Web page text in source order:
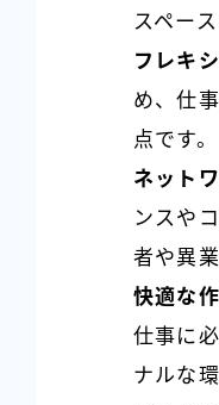
スペー
フレキ
め、仕
点です。
ネット
ンスや
者や異
快適な
仕事に
ナルな